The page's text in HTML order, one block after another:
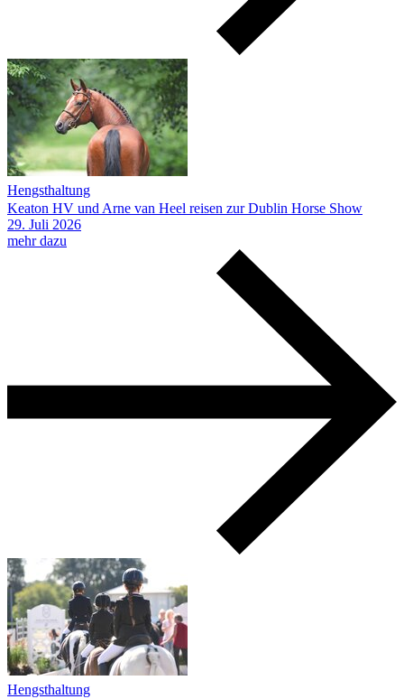
Hengsthaltung
Keaton HV und Arne van Heel reisen zur Dublin Horse Show
29. Juli 2026
mehr dazu
Hengsthaltung